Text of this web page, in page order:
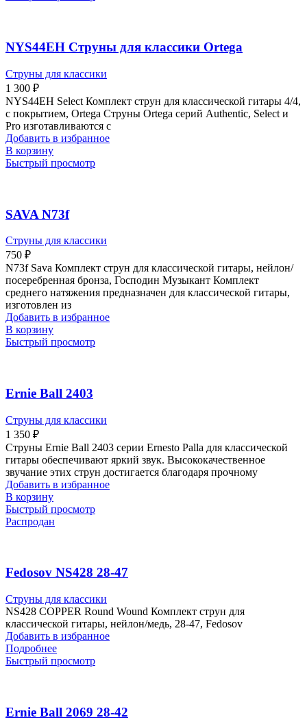
NYS44EH Струны для классики Ortega
Струны для классики
1 300 ₽
NYS44EH Select Комплект струн для классической гитары 4/4,
с покрытием, Ortega Струны Ortega серий Authentic, Select и
Pro изготавливаются с
Добавить в избранное
В корзину
Быстрый просмотр
SAVA N73f
Струны для классики
750 ₽
N73f Sava Комплект струн для классической гитары, нейлон/
посеребренная бронза, Господин Музыкант Комплект
среднего натяжения предназначен для классической гитары,
изготовлен из
Добавить в избранное
В корзину
Быстрый просмотр
Ernie Ball 2403
Струны для классики
1 350 ₽
Струны Ernie Ball 2403 серии Ernesto Palla для классической
гитары обеспечивают яркий звук. Высококачественное
звучание этих струн достигается благодаря прочному
Добавить в избранное
В корзину
Быстрый просмотр
Распродан
Fedosov NS428 28-47
Струны для классики
NS428 COPPER Round Wound Комплект струн для
классической гитары, нейлон/медь, 28-47, Fedosov
Добавить в избранное
Подробнее
Быстрый просмотр
Ernie Ball 2069 28-42